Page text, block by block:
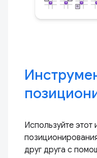
Используйте этот
друг друга с